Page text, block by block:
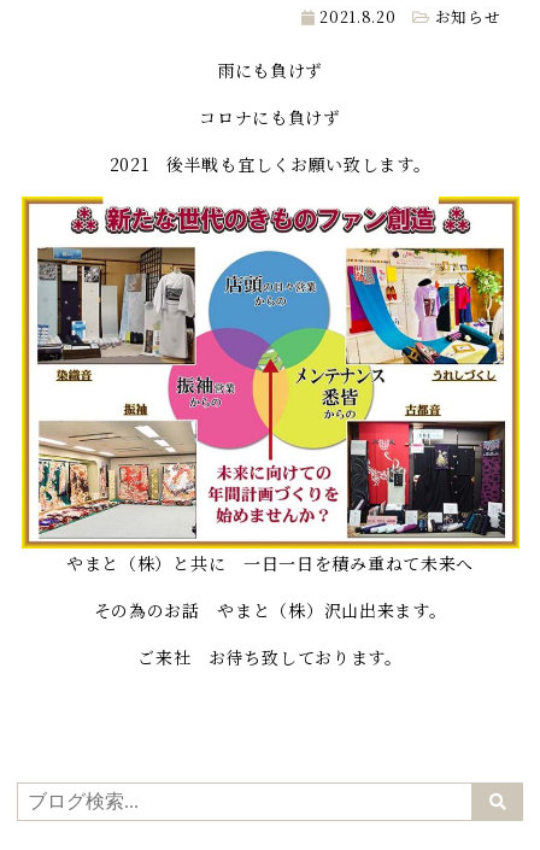
2021.8.20 お知らせ
雨にも負けず
コロナにも負けず
2021 後半戦も宜しくお願い致します。
やまと（株）と共に 一日一日を積み重ねて未来へ
その為のお話 やまと（株）沢山出来ます。
ご来社 お待ち致しております。